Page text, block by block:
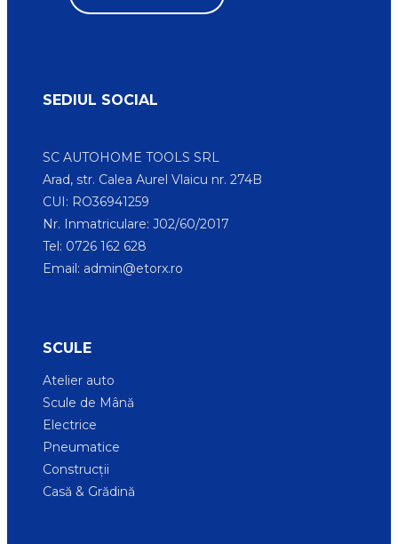
SEDIUL SOCIAL
SC AUTOHOME TOOLS SRL
Arad, str. Calea Aurel Vlaicu nr. 274B
CUI: RO36941259
Nr. Inmatriculare: J02/60/2017
Tel: 0726 162 628
Email: admin@etorx.ro
SCULE
Atelier auto
Scule de Mână
Electrice
Pneumatice
Construcții
Casă & Grădină